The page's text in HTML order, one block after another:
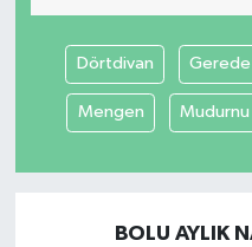
Dörtdivan Gerede
Mengen Mudurnu
BOLU AYLIK